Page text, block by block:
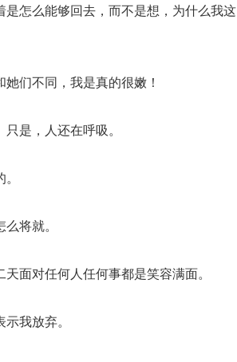
怎么能够回去，而不是想，为什么我这
们不同，我是真的很嫩！
是，人还在呼吸。
将就。
面对任何人任何事都是笑容满面。
我放弃。